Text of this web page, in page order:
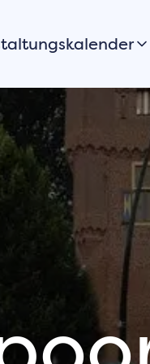
Wochenende
du auch
Veranstaltung
Aktivität in
in den